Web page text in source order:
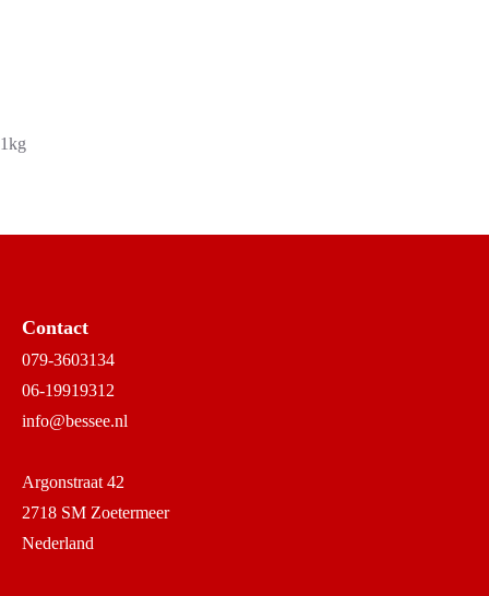
1kg
Contact
079-3603134
06-19919312
info@bessee.nl
Argonstraat 42
2718 SM Zoetermeer
Nederland